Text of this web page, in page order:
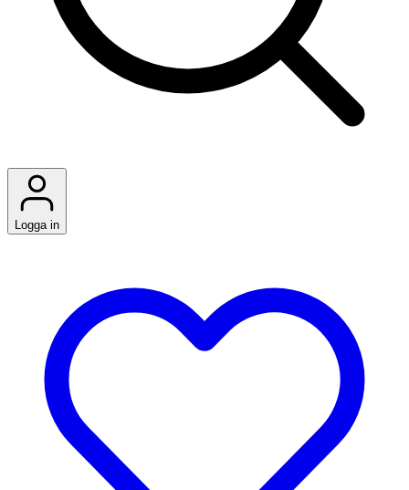
Logga in